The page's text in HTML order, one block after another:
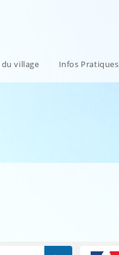
du village Infos Pratiques